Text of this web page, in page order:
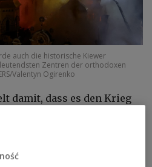
auch die historische Kiewer
Zentren der orthodoxen
Valentyn Ogirenko
damit, dass es den Krieg
Präsident. Die derzeit in
Staaten müssten darauf
zusätzliche Sanktionen